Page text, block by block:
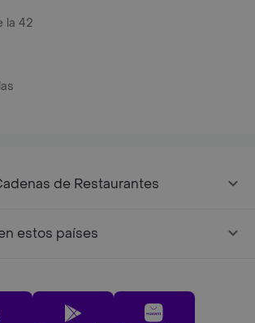
la 42
de Restaurantes
estos países